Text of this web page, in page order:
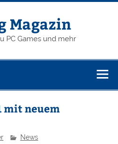
Magazin
PC Games und mehr
mit neuem
News